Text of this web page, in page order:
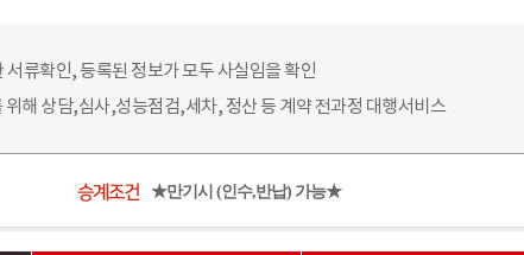
서류확인, 등록된 정보가 모두 사실임을 확인
위해 상담,심사,성능점검,세차, 정산 등 계약 전과정 대행서비스
★만기시 (인수,반납) 가능★